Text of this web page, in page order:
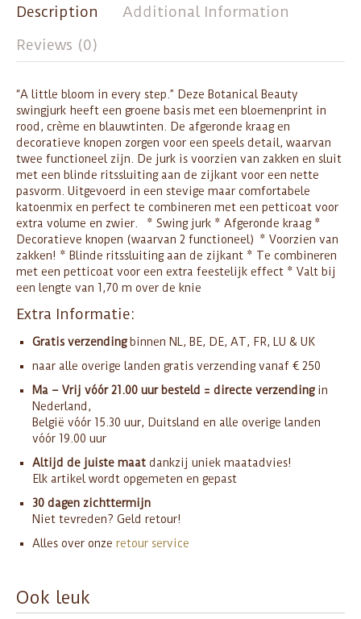
Description
Additional Information
Reviews (0)
“A little bloom in every step.” Deze Botanical Beauty
swingjurk heeft een groene basis met een bloemenprint in
rood, crème en blauwtinten. De afgeronde kraag en
decoratieve knopen zorgen voor een speels detail, waarvan
twee functioneel zijn. De jurk is voorzien van zakken en sluit
met een blinde ritssluiting aan de zijkant voor een nette
pasvorm. Uitgevoerd in een stevige maar comfortabele
katoenmix en perfect te combineren met een petticoat voor
extra volume en zwier. * Swing jurk * Afgeronde kraag *
Decoratieve knopen (waarvan 2 functioneel) * Voorzien van
zakken! * Blinde ritssluiting aan de zijkant * Te combineren
met een petticoat voor een extra feestelijk effect * Valt bij
een lengte van 1,70 m over de knie
Extra Informatie:
Gratis verzendingbinnen NL, BE, DE, AT, FR, LU & UK
naar alle overige landen gratis verzending vanaf € 250
Ma – Vrij vóór 21.00 uur besteld = directe verzendingin
Nederland,
België vóór 15.30 uur, Duitsland en alle overige landen
vóór 19.00 uur
Altijd de juiste maat dankzij uniek maatadvies!
Elk artikel wordt opgemeten en gepast
30 dagen zichttermijn
Niet tevreden? Geld retour!
Alles over onze retour service
Ook leuk